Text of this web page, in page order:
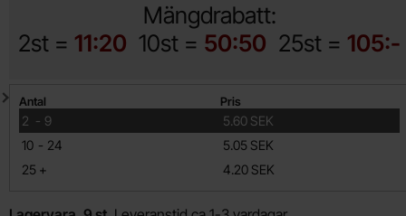
Mängdrabatt:
2st = 11:20 10st = 50:50 25st = 105:-
Mängdrabatt
Antal Pris
2 -
till 9
5.60 SEK
10 -
till 24
5.05 SEK
25 +
till 4.20 SEK